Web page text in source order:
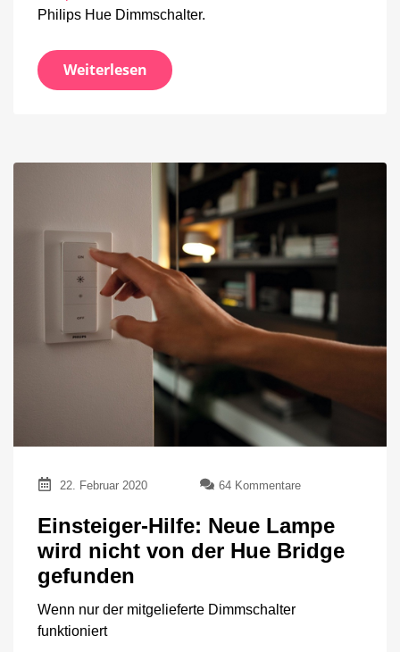
Philips Hue Dimmschalter.
Weiterlesen
22. Februar 2020 64 Kommentarezu
Neue
Lampe
Einsteiger-Hilfe: Neue Lampe
wird nicht von der Hue Bridge
gefunden
Wenn nur der mitgelieferte Dimmschalter
funktioniert